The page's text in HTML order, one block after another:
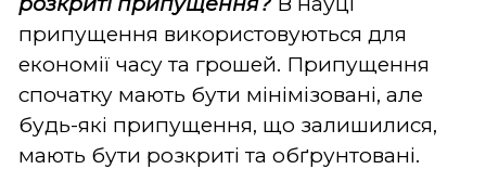
припущення використовуються для
економії часу та грошей. Припущення
спочатку мають бути мінімізовані, але
будь-які припущення, що залишилися,
мають бути розкриті та обґрунтовані.